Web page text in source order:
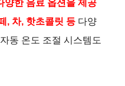
양한 음료 옵션을 제공
, 차, 핫초콜릿 등 다양
동 온도 조절 시스템도